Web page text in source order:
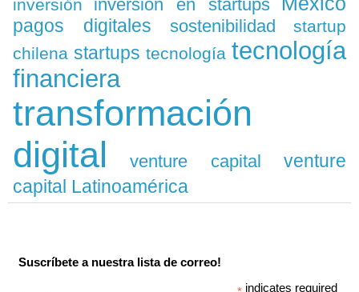
inversión inversión en startups
pagos digitales sostenibilidad
startup
chilena startups tecnología tecnología
financiera
transformación
digital
venture capital
venture
capital Latinoamérica
Suscríbete a nuestra lista de correo!
indicates required